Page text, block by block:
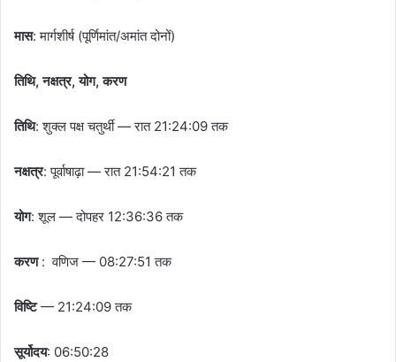
मास: मार्गशीर्ष (पूर्णिमांत/अमांत दोनों)
तिथि, नक्षत्र, योग, करण
तिथि: शुक्ल पक्ष चतुर्थी — रात 21:24:09 तक
नक्षत्र: पूर्वाषाढ़ा — रात 21:54:21 तक
योग: शूल — दोपहर 12:36:36 तक
करण: वणिज — 08:27:51 तक
विष्टि— 21:24:09 तक
सूर्योदय: 06:50:28